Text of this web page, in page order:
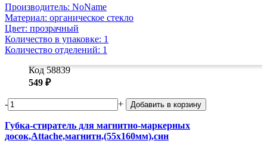
Производитель: NoName
Материал: органическое стекло
Цвет: прозрачный
Количество в упаковке: 1
Количество отделений: 1
Код 58839
549 ₽
- + Добавить в корзину
Губка-стиратель для магнитно-маркерных
досок,Attache,магнитн,(55x160мм),син